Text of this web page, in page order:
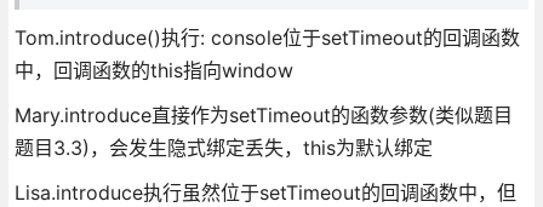
Tom.introduce()执行: console位于setTimeout的回调函数
中，回调函数的this指向window
Mary.introduce直接作为setTimeout的函数参数(类似题目
题目3.3)，会发生隐式绑定丢失，this为默认绑定
Lisa.introduce执行虽然位于setTimeout的回调函数中，但